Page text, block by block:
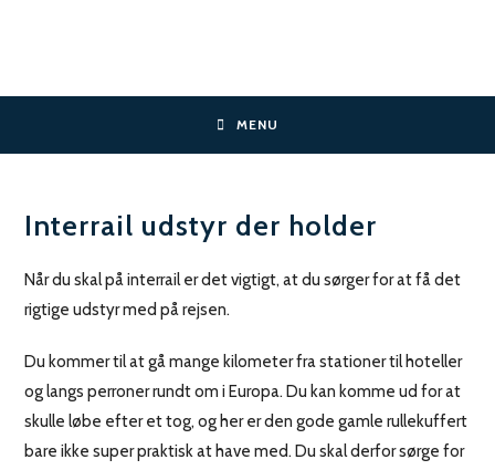
MENU
Interrail udstyr der holder
Når du skal på interrail er det vigtigt, at du sørger for at få det
rigtige udstyr med på rejsen.
Du kommer til at gå mange kilometer fra stationer til hoteller
og langs perroner rundt om i Europa. Du kan komme ud for at
skulle løbe efter et tog, og her er den gode gamle rullekuffert
bare ikke super praktisk at have med. Du skal derfor sørge for